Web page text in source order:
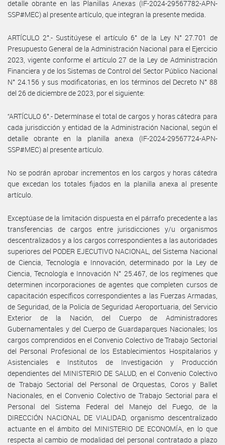
detalle obrante en las Planillas Anexas (IF-2024-29567782-APN-
SSP#MEC) al presente artículo, que integran la presente medida.
ARTÍCULO 2°.- Sustitúyese el artículo 6° de la Ley N° 27.701 de
Presupuesto General de la Administración Nacional para el Ejercicio
2023, vigente conforme el artículo 27 de la Ley de Administración
Financiera y de los Sistemas de Control del Sector Público Nacional
N° 24.156 y sus modificatorias, en los términos del Decreto N° 88
del 26 de diciembre de 2023, por el siguiente:
“ARTÍCULO 6°.- Determínase el total de cargos y horas cátedra para
cada jurisdicción y entidad de la Administración Nacional, según el
detalle obrante en la planilla anexa (IF-2024-29567724-APN-
SSP#MEC) al presente artículo.
No se podrán aprobar incrementos en los cargos y horas cátedra
que excedan los totales fijados en la planilla anexa al presente
artículo.
Exceptúase de la limitación dispuesta en el párrafo precedente a las
transferencias de cargos entre jurisdicciones y/u organismos
descentralizados y a los cargos correspondientes a las autoridades
superiores del PODER EJECUTIVO NACIONAL, del Sistema Nacional
de Ciencia, Tecnología e Innovación, determinado por la Ley de
Ciencia, Tecnología e Innovación N° 25.467, de los regímenes que
determinen incorporaciones de agentes que completen cursos de
capacitación específicos correspondientes a las Fuerzas Armadas,
de Seguridad, de la Policía de Seguridad Aeroportuaria, del Servicio
Exterior de la Nación, del Cuerpo de Administradores
Gubernamentales y del Cuerpo de Guardaparques Nacionales; los
cargos comprendidos en el Convenio Colectivo de Trabajo Sectorial
del Personal Profesional de los Establecimientos Hospitalarios y
Asistenciales e Institutos de Investigación y Producción
dependientes del MINISTERIO DE SALUD, en el Convenio Colectivo
de Trabajo Sectorial del Personal de Orquestas, Coros y Ballet
Nacionales, en el Convenio Colectivo de Trabajo Sectorial para el
Personal del Sistema Federal del Manejo del Fuego, de la
DIRECCIÓN NACIONAL DE VIALIDAD, organismo descentralizado
actuante en el ámbito del MINISTERIO DE ECONOMÍA, en lo que
respecta al cambio de modalidad del personal contratado a plazo